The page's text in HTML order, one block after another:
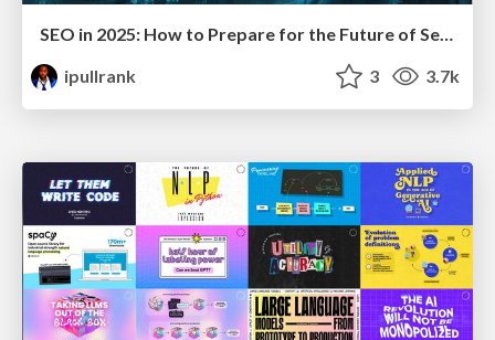
SEO in 2025: How to Prepare for the Future of Search
ipullrank
3 3.7k